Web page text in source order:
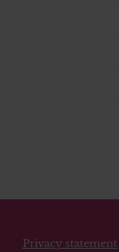
Privacy statement